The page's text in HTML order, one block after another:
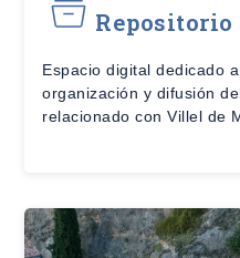
Repositorio
Espacio digital dedicado
organización y difusión
relacionado con Villel de